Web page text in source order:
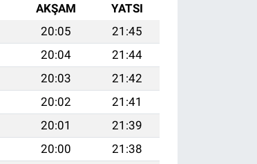
AKŞAM
YATSI
20:05
21:45
20:04
21:44
20:03
21:42
20:02
21:41
20:01
21:39
20:00
21:38